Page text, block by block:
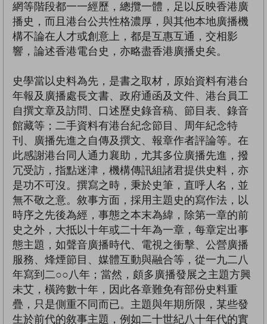
網等階段都一一經歷，總攬一體，足以反映香港廣
播史，而且港台公共性格濃厚，與其他本地廣播機
構不論在人才或創意上，都是互惠互通，交相影
響，論述香港電台史，亦略盡香港廣播史矣。
史學當以史料為先，是書之取材，原始資料有港台
年報及廣播處長文書、政府通函及文件、港台員工
自撰文章及訪問、口述歷史錄音稿、節目表、錄音
館藏等；二手資料有港台紀念節目、周年紀念特
刊、廣播先進之自傳及撰文、報章作者評論等。在
此感謝港台同人通力襄助，尤其多位廣播先進，撥
冗受訪，指點迷津，機構傳訊組諸君提供史料，亦
是功不可沒。撰寫之時，秉於史筆，直呼人名，並
無不敬之意。敘事方面，採用主題史的寫作法，以
時序之先後為經，事態之本末為緯，除第一章的前
史之外，大抵以十年或二十年為一章，每章定出事
態主題，如聲音廣播時代、電視之衝擊、公營廣播
服務、烽煙節目、媒體互動與融合等，從一九二八
年寫到二○○八年；當然，頗多廣播發展之主題方興
未艾，橫跨數十年，因此各章難免有部份史料重
疊，只是側重不同而已。主題與年期所限，某些發
生於前代的敘事主題，例如二十世紀八十年代的實